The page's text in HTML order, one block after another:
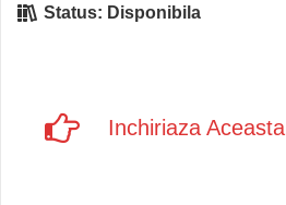
Status: Disponibila
Inchiriaza